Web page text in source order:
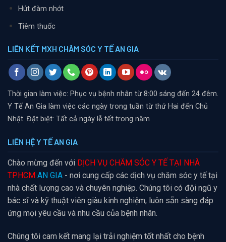
Hút đàm nhớt
Tiêm thuốc
LIÊN KẾT MXH CHĂM SÓC Y TẾ AN GIA
Thời gian làm việc: Phục vụ bệnh nhân từ 8:00 sáng đến 24 đêm.
Y Tế An Gia làm việc các ngày trong tuần từ thứ Hai đến Chủ
Nhật. Đặt biệt: Tất cả ngày lễ tết trong năm
LIÊN HỆ Y TẾ AN GIA
Chào mừng đến với DỊCH VỤ CHĂM SÓC Y TẾ TẠI NHÀ
TPHCM AN GIA - nơi cung cấp các dịch vụ chăm sóc y tế tại
nhà chất lượng cao và chuyên nghiệp. Chúng tôi có đội ngũ y
bác sĩ và kỹ thuật viên giàu kinh nghiệm, luôn sẵn sàng đáp
ứng mọi yêu cầu và nhu cầu của bệnh nhân.
Chúng tôi cam kết mang lại trải nghiệm tốt nhất cho bệnh